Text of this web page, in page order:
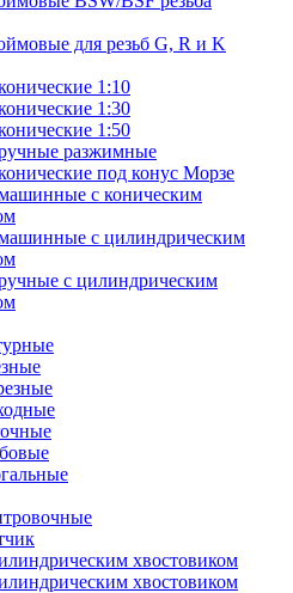
для резьб G, R и K
1:10
1:30
1:50
разжимные
под конус Морзе
с коническим
машинные с цилиндрическим
с цилиндрическим
хвостовиком
хвостовиком